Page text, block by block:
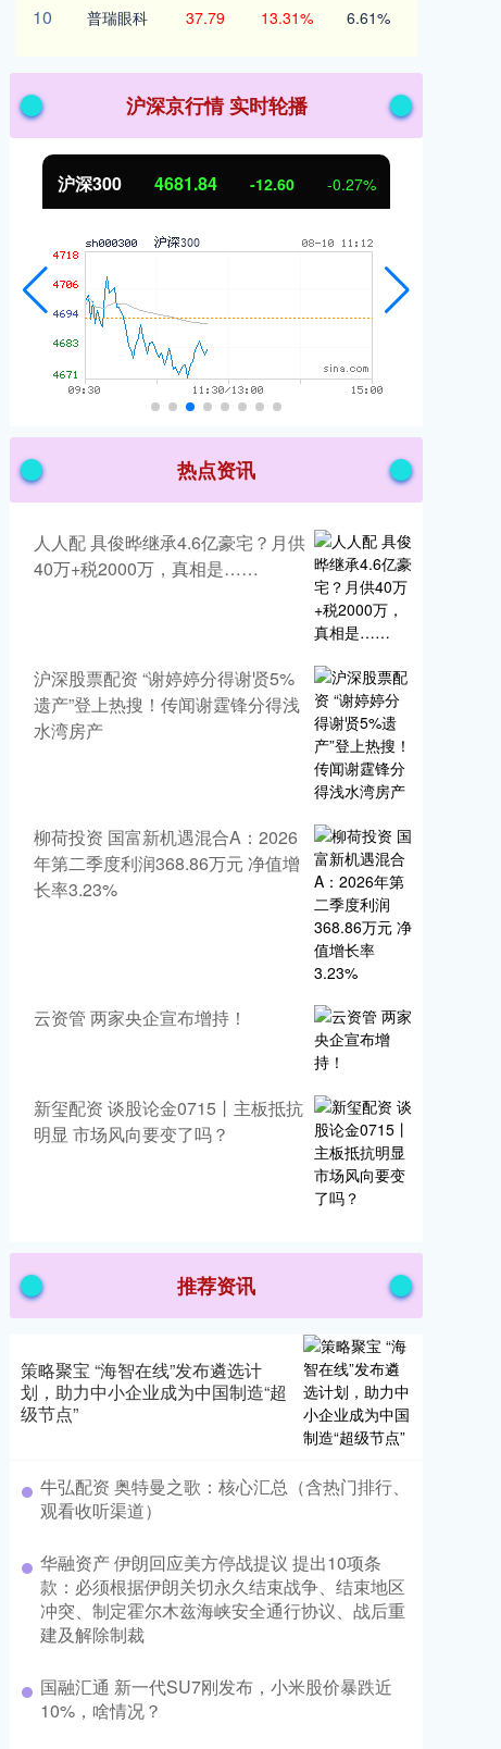
10 普瑞眼科 37.79 13.31% 6.61%
沪深京行情 实时轮播
北证50 1126.43 -7.81 -0.69%
热点资讯
人人配 具俊晔继承4.6亿豪宅？月供
40万+税2000万，真相是……
沪深股票配资 “谢婷婷分得谢贤5%
遗产”登上热搜！传闻谢霆锋分得浅
水湾房产
柳荷投资 国富新机遇混合A：2026
年第二季度利润368.86万元 净值增
长率3.23%
云资管 两家央企宣布增持！
新玺配资 谈股论金0715丨主板抵抗
明显 市场风向要变了吗？
推荐资讯
策略聚宝 “海智在线”发布遴选计
划，助力中小企业成为中国制造“超
级节点”
牛弘配资 奥特曼之歌：核心汇总（含热门排行、
观看收听渠道）
华融资产 伊朗回应美方停战提议 提出10项条
款：必须根据伊朗关切永久结束战争、结束地区
冲突、制定霍尔木兹海峡安全通行协议、战后重
建及解除制裁
国融汇通 新一代SU7刚发布，小米股价暴跌近
10%，啥情况？